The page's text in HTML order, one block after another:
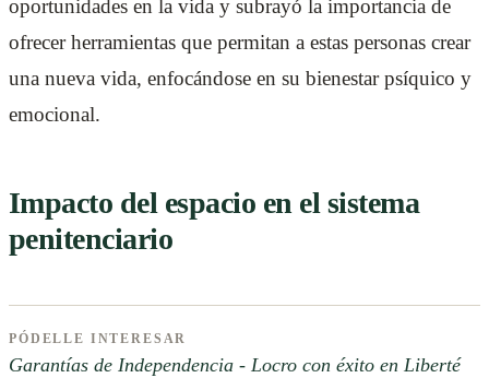
oportunidades en la vida y subrayó la importancia de
ofrecer herramientas que permitan a estas personas crear
una nueva vida, enfocándose en su bienestar psíquico y
emocional.
Impacto del espacio en el sistema
penitenciario
PÓDELLE INTERESAR
Garantías de Independencia - Locro con éxito en Liberté